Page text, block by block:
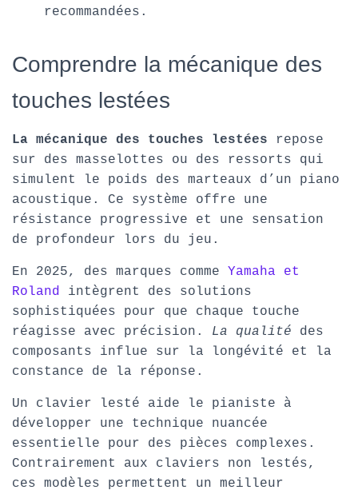
recommandées.
Comprendre la mécanique des
touches lestées
La mécanique des touches lestées repose
sur des masselottes ou des ressorts qui
simulent le poids des marteaux d’un piano
acoustique. Ce système offre une
résistance progressive et une sensation
de profondeur lors du jeu.
En 2025, des marques comme Yamaha et
Roland intègrent des solutions
sophistiquées pour que chaque touche
réagisse avec précision. La qualité des
composants influe sur la longévité et la
constance de la réponse.
Un clavier lesté aide le pianiste à
développer une technique nuancée
essentielle pour des pièces complexes.
Contrairement aux claviers non lestés,
ces modèles permettent un meilleur